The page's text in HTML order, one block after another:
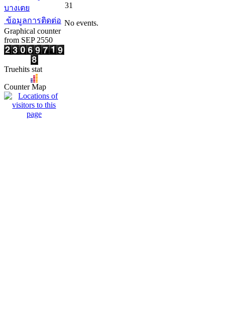
บางเตย
ข้อมูลการติดต่อ
Graphical counter
from SEP 2550
Truehits stat
Counter Map
31
No events.